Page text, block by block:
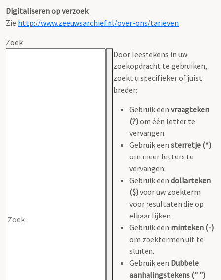
Digitaliseren op verzoek
Zie http://www.zeeuwsarchief.nl/over-ons/tarieven
Zoek
Door leestekens in uw
zoekopdracht te gebruiken,
zoekt u specifieker of juist
breder:
Gebruik een vraagteken
(?)om één letter te
vervangen.
Gebruik een sterretje (*)
om meer letters te
vervangen.
Gebruik een dollarteken
($)voor uw zoekterm
voor resultaten die op
elkaar lijken.
Gebruik een minteken (-)
om zoektermen uit te
sluiten.
Gebruik een Dubbele
aanhalingstekens (" ")